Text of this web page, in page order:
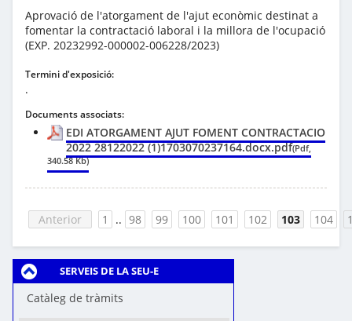
SERVEIS DE LA SEU-E
Catàleg de tràmits
Aprovació de l'atorgament de l'ajut econòmic destinat a
fomentar la contractació laboral i la millora de l'ocupació
(EXP. 20232992-000002-006228/2023)
Termini d'exposició:
.
Documents associats:
EDI ATORGAMENT AJUT FOMENT CONTRACTACIO
2022 28122022 (1)1703070237164.docx.pdf(Pdf,
340.58 Kb)
Anterior 1 .. 98 99 100 101 102 103 104